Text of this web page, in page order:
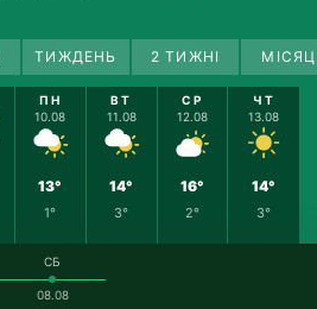
ТИЖДЕНЬ 2 ТИЖНІ
ПН
10.08
13°
1°
ВТ
11.08
14°
3°
СР
12.08
16°
2°
ЧТ
13.08
14°
3°
СБ
08.08